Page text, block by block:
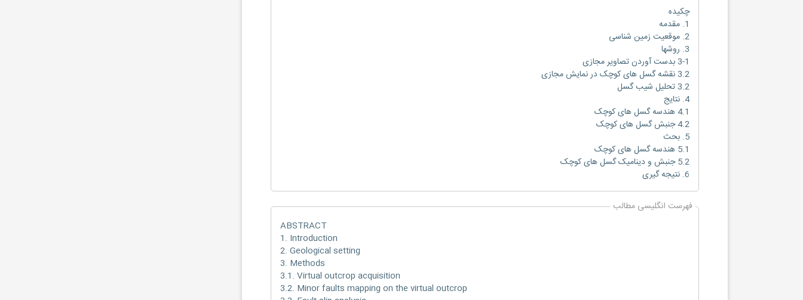
چکیده
1. مقدمه
2. موقعیت زمین شناسی
3. روشها
3-1 بدست آوردن تصاویر مجازی
3.2 نقشه گسل های کوچک در نمایش مجازی
3.2 تحلیل شیب گسل
4. نتایج
4.1 هندسه گسل های کوچک
4.2 جنبش گسل های کوچک
5. بحث
5.1 هندسه گسل های کوچک
5.2 جنبش و دینامیک گسل های کوچک
6. نتیجه گیری
فهرست انگلیسی مطالب
ABSTRACT
1. Introduction
2. Geological setting
3. Methods
3.1. Virtual outcrop acquisition
3.2. Minor faults mapping on the virtual outcrop